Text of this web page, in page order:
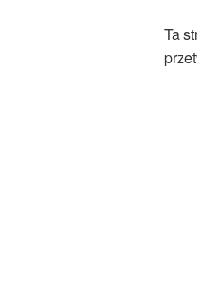
Ta